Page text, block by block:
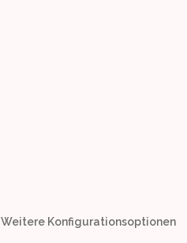
Weitere Konfigurationsoptionen